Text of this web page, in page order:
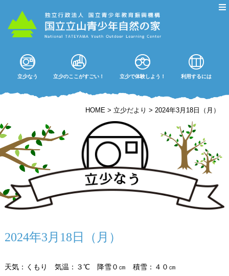
立少なう 立少のここがすごい！ 立少で体験しよう！ 利用するには
HOME > 立少だより >2024年3月18日（月）
2024年3月18日（月）
天気：くもり 気温：３℃ 降雪０㎝ 積雪：４０㎝